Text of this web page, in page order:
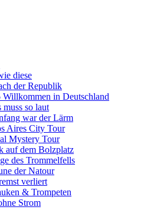
diese
der Republik
Willkommen in Deutschland
muss so laut
war der Lärm
Aires City Tour
Mystery Tour
auf dem Bolzplatz
des Trommelfells
der Natour
verliert
& Trompeten
Strom